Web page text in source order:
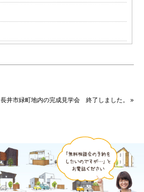
長井市緑町地内の完成見学会 終了しました。 »